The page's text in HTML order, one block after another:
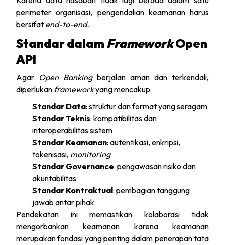
perimeter organisasi, pengendalian keamanan harus
bersifat end-to-end.
Standar dalam FrameworkOpen
API
Agar Open Bankingberjalan aman dan terkendali,
diperlukan frameworkyang mencakup:
Standar Data: struktur dan format yang seragam
Standar Teknis: kompatibilitas dan
interoperabilitas sistem
Standar Keamanan: autentikasi, enkripsi,
tokenisasi, monitoring
Standar Governance: pengawasan risiko dan
akuntabilitas
Standar Kontraktual: pembagian tanggung
jawab antar pihak
Pendekatan ini memastikan kolaborasi tidak
mengorbankan keamanan karena keamanan
merupakan fondasi yang penting dalam penerapan tata